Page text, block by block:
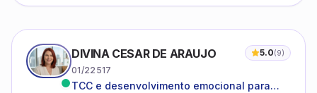
DIVINA CESAR DE ARAUJO 5.0(9)
01/22517
TCC e desenvolvimento emocional para